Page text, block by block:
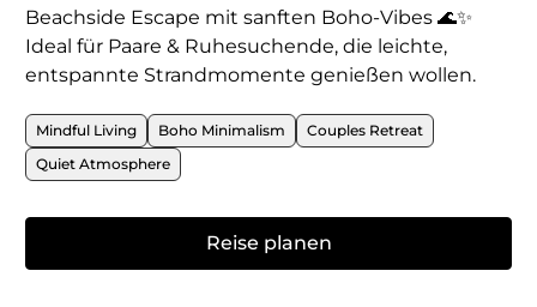
Beachside Escape mit sanften Boho-Vibes 🌊✨
Ideal für Paare & Ruhesuchende, die leichte,
entspannte Strandmomente genießen wollen.
Mindful Living Boho Minimalism
Couples Retreat
Quiet Atmosphere
Reise planen